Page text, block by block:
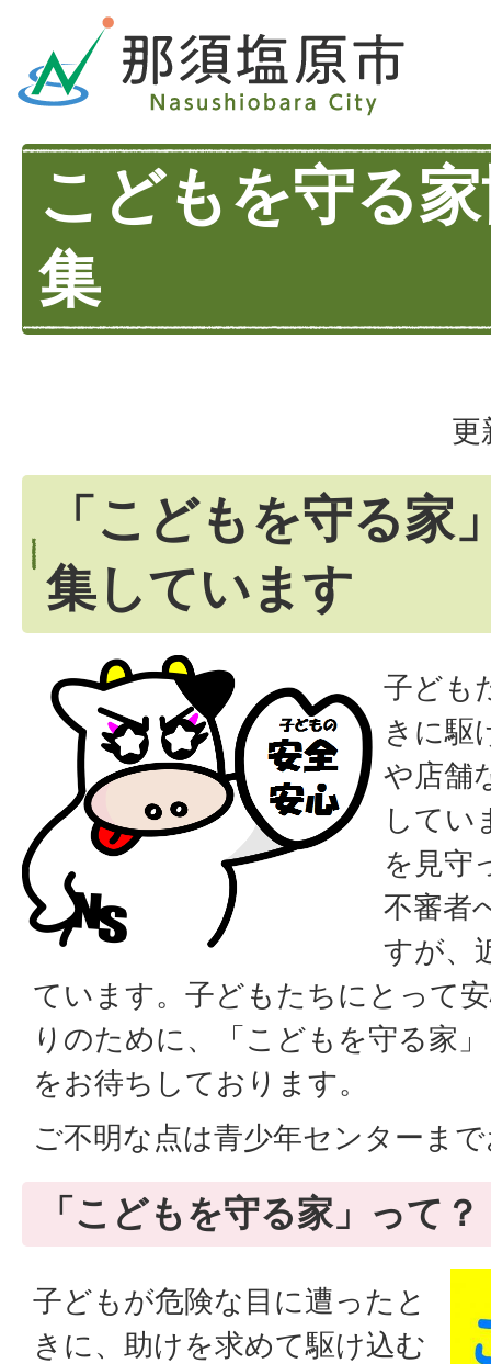
こどもを守る
集
更
「こどもを守る家
集しています
子ども
きに駆
や店舗
してい
を見守
不審者
すが、
ています。子どもたちにとって
りのために、「こどもを守る家
をお待ちしております。
ご不明な点は青少年センターま
「こどもを守る家」って？
子どもが危険な目に遭ったと
きに、助けを求めて駆け込む